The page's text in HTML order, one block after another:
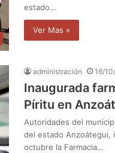
estado…
Ver Mas »
administración 16/
Inaugurada
Píritu en
Autoridades del
del estado Anzoátegui,
octubre la Farmacia…